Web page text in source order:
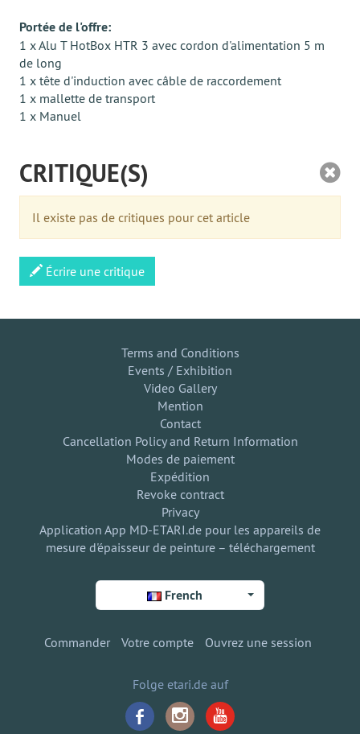
Portée de l'offre:
1 x Alu T HotBox HTR 3 avec cordon d'alimentation 5 m
de long
1 x tête d'induction avec câble de raccordement
1 x mallette de transport
1 x Manuel
CRITIQUE(S)
Il existe pas de critiques pour cet article
Écrire une critique
Terms and Conditions
Events / Exhibition
Video Gallery
Mention
Contact
Cancellation Policy and Return Information
Modes de paiement
Expédition
Revoke contract
Privacy
Application App MD-ETARI.de pour les appareils de
mesure d'épaisseur de peinture – téléchargement
French
Commander Votre compte Ouvrez une session
Folge etari.de auf